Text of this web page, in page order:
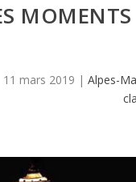
11 mars 2019 |Alpes-